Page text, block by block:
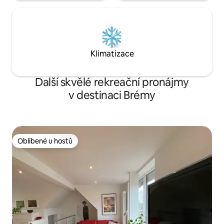
Klimatizace
Další skvělé rekreační pronájmy
v destinaci Brémy
Oblíbené u hostů
Oblíbené u hostů